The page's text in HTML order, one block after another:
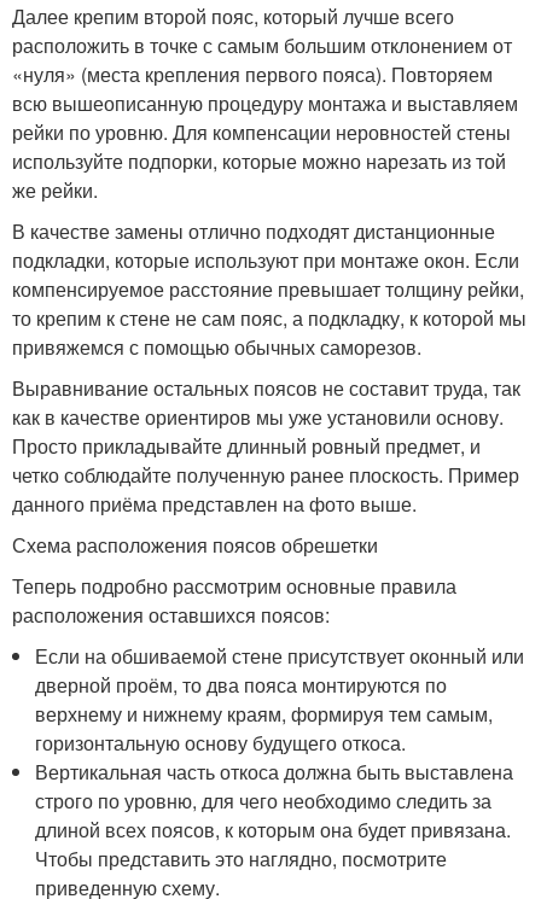
Далее крепим второй пояс, который лучше всего
расположить в точке с самым большим отклонением от
«нуля» (места крепления первого пояса). Повторяем
всю вышеописанную процедуру монтажа и выставляем
рейки по уровню. Для компенсации неровностей стены
используйте подпорки, которые можно нарезать из той
же рейки.
В качестве замены отлично подходят дистанционные
подкладки, которые используют при монтаже окон. Если
компенсируемое расстояние превышает толщину рейки,
то крепим к стене не сам пояс, а подкладку, к которой мы
привяжемся с помощью обычных саморезов.
Выравнивание остальных поясов не составит труда, так
как в качестве ориентиров мы уже установили основу.
Просто прикладывайте длинный ровный предмет, и
четко соблюдайте полученную ранее плоскость. Пример
данного приёма представлен на фото выше.
Схема расположения поясов обрешетки
Теперь подробно рассмотрим основные правила
расположения оставшихся поясов:
Если на обшиваемой стене присутствует оконный или
дверной проём, то два пояса монтируются по
верхнему и нижнему краям, формируя тем самым,
горизонтальную основу будущего откоса.
Вертикальная часть откоса должна быть выставлена
строго по уровню, для чего необходимо следить за
длиной всех поясов, к которым она будет привязана.
Чтобы представить это наглядно, посмотрите
приведенную схему.